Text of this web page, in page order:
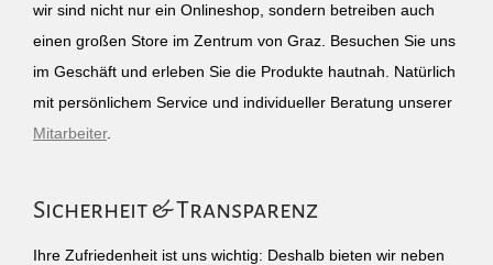
wir sind nicht nur ein Onlineshop, sondern betreiben auch
einen großen Store im Zentrum von Graz. Besuchen Sie uns
im Geschäft und erleben Sie die Produkte hautnah. Natürlich
mit persönlichem Service und individueller Beratung unserer
Mitarbeiter.
Sicherheit & Transparenz
Ihre Zufriedenheit ist uns wichtig: Deshalb bieten wir neben